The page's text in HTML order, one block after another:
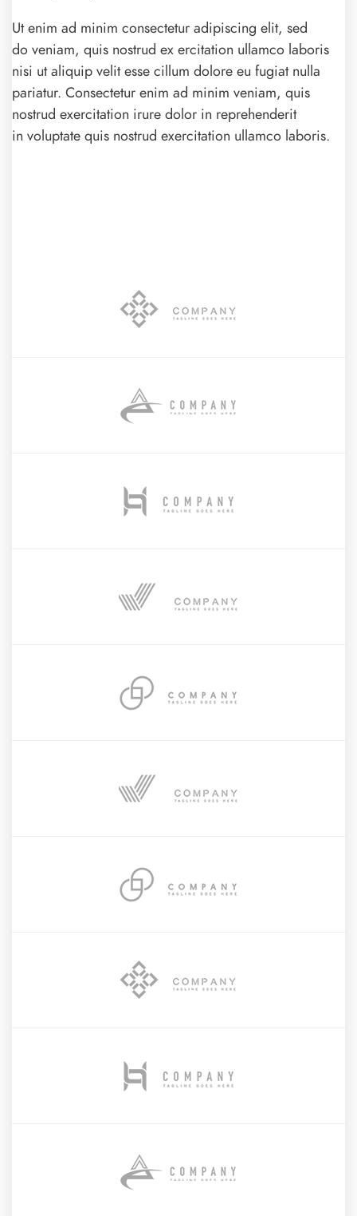
Ut enim ad minim consectetur adipiscing elit, sed
do veniam, quis nostrud ex ercitation ullamco laboris
nisi ut aliquip velit esse cillum dolore eu fugiat nulla
pariatur. Consectetur enim ad minim veniam, quis
nostrud exercitation irure dolor in reprehenderit
in voluptate quis nostrud exercitation ullamco laboris.